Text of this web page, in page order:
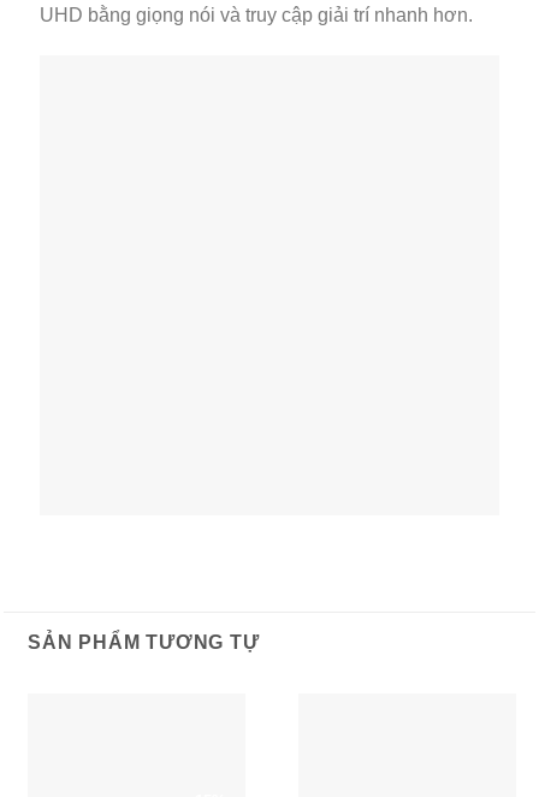
UHD bằng giọng nói và truy cập giải trí nhanh hơn.
SẢN PHẨM TƯƠNG TỰ